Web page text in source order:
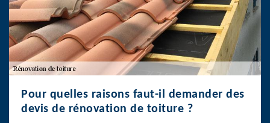
Pour quelles raisons faut-il demander des
devis de rénovation de toiture ?